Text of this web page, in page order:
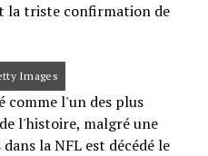
la triste confirmation de
Images
comme l'un des plus
l'histoire, malgré une
la NFL est décédé le